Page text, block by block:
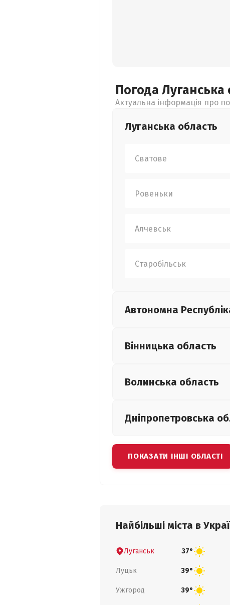
Погода Луганська
Актуальна інформація про
Луганська область
Сватове
Ровеньки
Алчевськ
Старобільськ
Автономна
Вінницька область
Волинська область
Дніпропетровська
ПОКАЗАТИ ІНШІ ОБЛАСТІ
Найбільші міста в
Луганськ 37°
Луцьк 39°
Ужгород 39°